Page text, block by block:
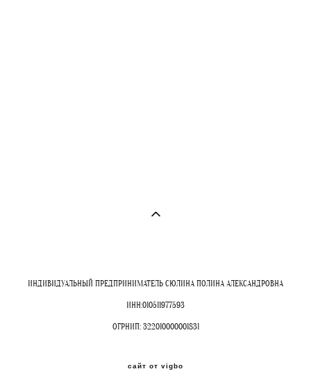
ИНДИВИДУАЛЬНЫЙ ПРЕДПРИНИМАТЕЛЬ СЮЛИНА ПОЛИНА АЛЕКСАНДРОВНА
ИНН:010511977593
ОГРНИП: 322010000001831
сайт от vigbo